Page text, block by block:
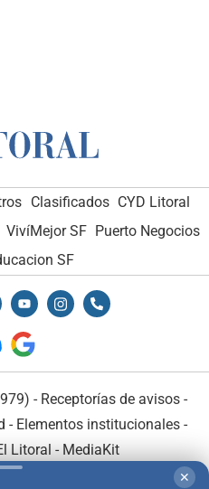
Clasificados CYD Litoral
VivíMejor SF Puerto Negocios
SF
- Receptorías de avisos -
- Elementos institucionales-
Litoral - MediaKit
✕